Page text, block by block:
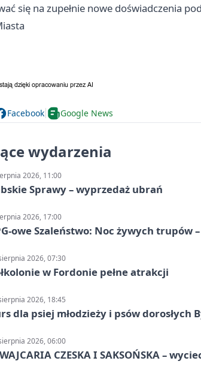
się na zupełnie nowe doświadczenia
Facebook Google News
wydarzenia
2026, 11:00
Sprawy – wyprzedaż ubrań
2026, 17:00
owe Szaleństwo: Noc żywych trupów –
2026, 07:30
w Fordonie pełne atrakcji
2026, 18:45
dla psiej młodzieży i psów dorosłych
2026, 06:00
CZESKA I SAKSOŃSKA –